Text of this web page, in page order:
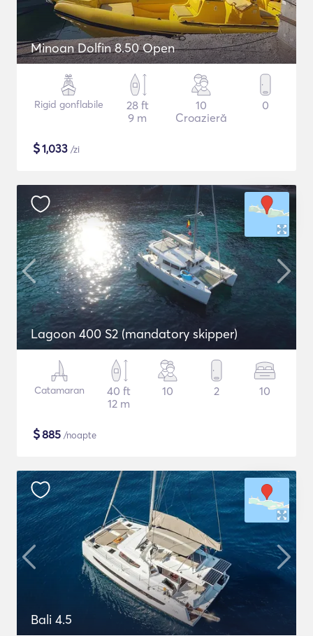
Minoan Dolfin 8.50 Open
Rigid gonflabile
28 ft
9 m
10
Croazieră
0
$1,033 /zi
Lagoon 400 S2 (mandatory skipper)
Catamaran
40 ft
12 m
10 2 10
$885 /noapte
Bali 4.5